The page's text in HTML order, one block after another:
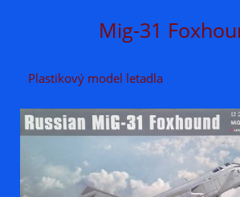
Mig-31
Plastikový model letadla